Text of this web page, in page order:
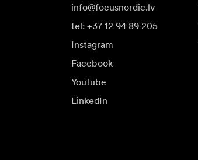
info@focusnordic.lv
tel: +37 12 94 89 205
Instagram
Facebook
YouTube
LinkedIn